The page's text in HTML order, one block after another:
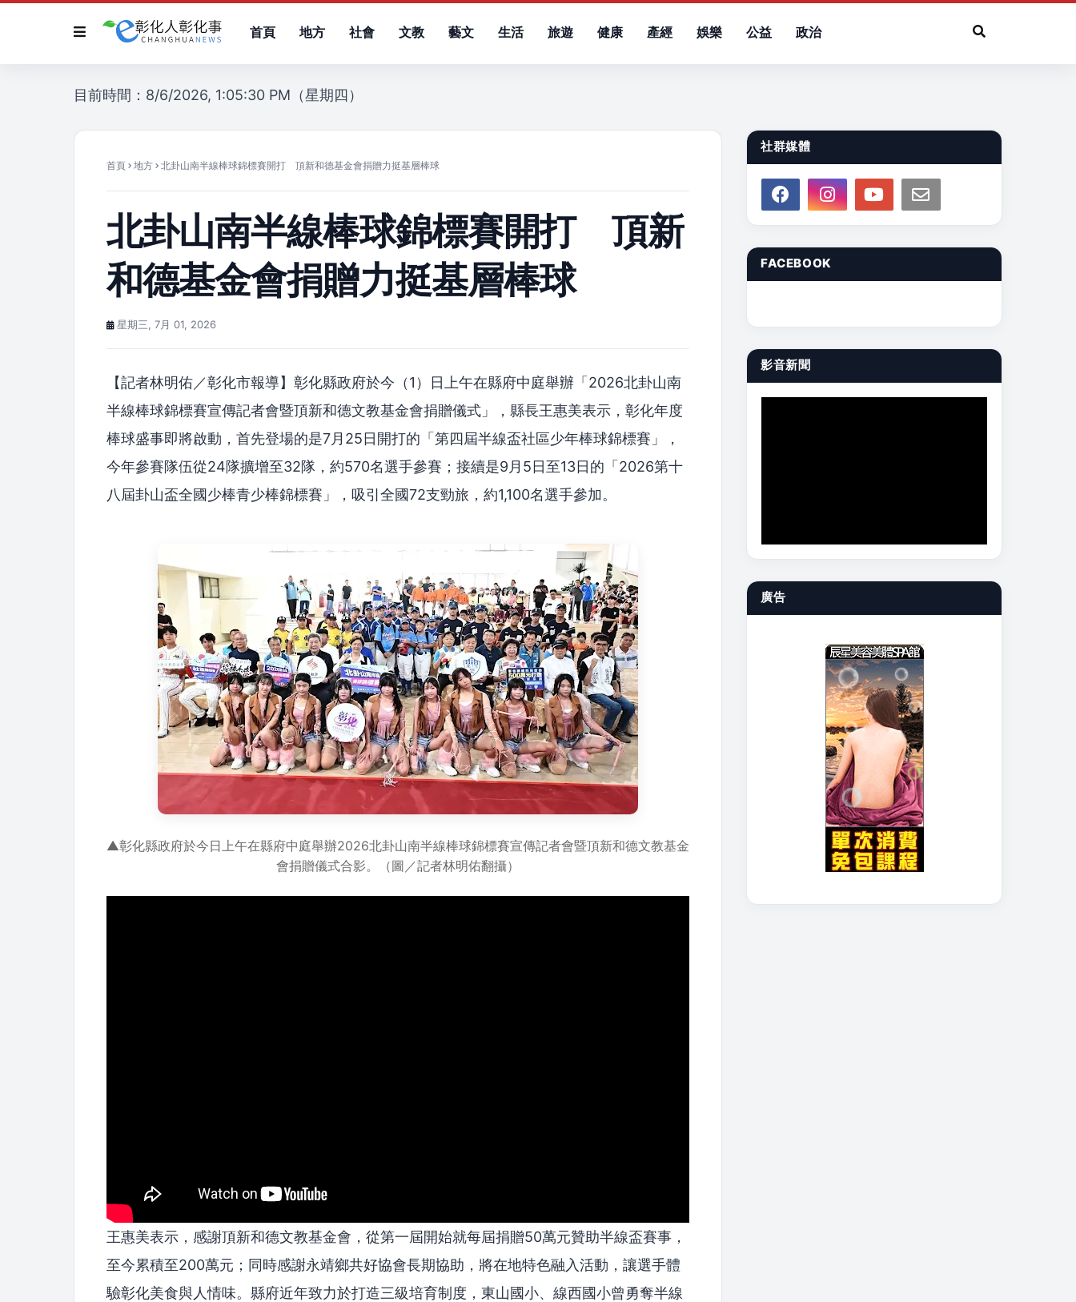
首頁 地方 社會 文教 藝文 生活 旅遊 健康 產經 娛樂 公益 政治
目前時間：8/6/2026, 1:05:30 PM（星期四）
首頁 地方 北卦山南半線棒球錦標賽開打 頂新和德基金會捐贈力挺基層棒球
北卦山南半線棒球錦標賽開打 頂新
和德基金會捐贈力挺基層棒球
星期三, 7月 01, 2026
【記者林明佑／彰化市報導】彰化縣政府於今（1）日上午在縣府中庭舉辦「2026北卦山南
半線棒球錦標賽宣傳記者會暨頂新和德文教基金會捐贈儀式」，縣長王惠美表示，彰化年度
棒球盛事即將啟動，首先登場的是7月25日開打的「第四屆半線盃社區少年棒球錦標賽」，
今年參賽隊伍從24隊擴增至32隊，約570名選手參賽；接續是9月5日至13日的「2026第十
八屆卦山盃全國少棒青少棒錦標賽」，吸引全國72支勁旅，約1,100名選手參加。
▲彰化縣政府於今日上午在縣府中庭舉辦2026北卦山南半線棒球錦標賽宣傳記者會暨頂新和德文教基金
會捐贈儀式合影。（圖／記者林明佑翻攝）
王惠美表示，感謝頂新和德文教基金會，從第一屆開始就每屆捐贈50萬元贊助半線盃賽事，
至今累積至200萬元；同時感謝永靖鄉共好協會長期協助，將在地特色融入活動，讓選手體
驗彰化美食與人情味。縣府近年致力於打造三級培育制度，東山國小、線西國小曾勇奪半線
社群媒體
FACEBOOK
影音新聞
廣告